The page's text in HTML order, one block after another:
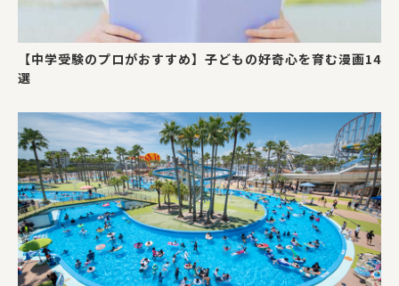
【中学受験のプロがおすすめ】子どもの好奇心を育む漫画14
選